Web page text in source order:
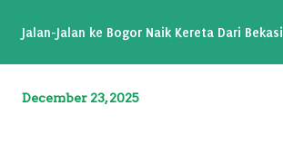
Jalan-Jalan ke Bogor Naik Kereta Dari Bekasi
December 23, 2025